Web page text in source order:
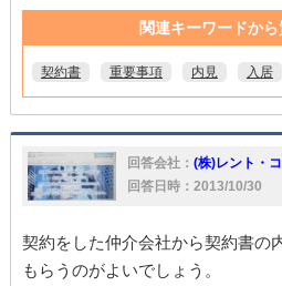
関連キーワードか
契約書 重要事項 内見 入居
回答会社： (株)レント・
回答日時：2013/10/30
契約をした仲介会社から契約書の
もらうのがよいでしょう。